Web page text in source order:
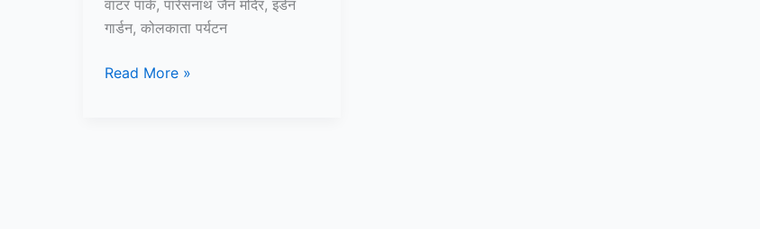
वाटर पार्क, पारेसनाथ जैन मंदिर, इडेन
गार्डन, कोलकाता पर्यटन
15+
Read More »